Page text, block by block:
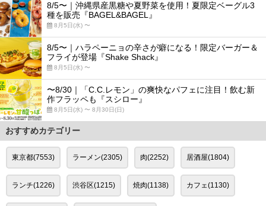
8/5〜｜沖縄県産黒糖や夏野菜を使用！夏限定ベーグル3
種を販売『BAGEL&BAGEL』
8月5日(水) 〜
8/5〜｜ハラペーニョの辛さが癖になる！限定バーガー＆
フライが登場『Shake Shack』
8月5日(水) 〜
〜8/30｜「C.C.レモン」の爽快なパフェに注目！飲む新
作フラッペも『スシロー』
8月5日(水) 〜 8月30日(日)
おすすめカテゴリー
東京都(7553) ラーメン(2305) 肉(2252) 居酒屋(1804)
ランチ(1226) 渋谷区(1215) 焼肉(1138) カフェ(1130)